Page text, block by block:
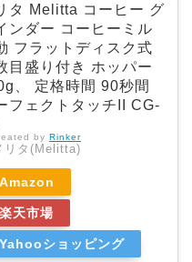
タ Melitta コーヒー グ
ンダー コーヒーミル
フラットディスク式
目盛り付き ホッパー
、 定格時間 90秒間
フェクトタッチII CG-
by Rinker
リタ(Melitta)
Amazon
楽天市場
Yahooショッピング